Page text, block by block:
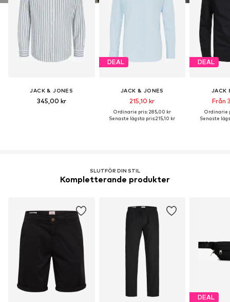
JACK & JONES
345,00 kr
DEAL
JACK & JONES
215,10 kr
Ordinarie pris: 285,00 kr
Senaste lägsta pris:215,10 kr
DEAL
JACK
Från
Ordinarie
Senaste
SLUTFÖR DIN STIL
Kompletterande produkter
DEAL